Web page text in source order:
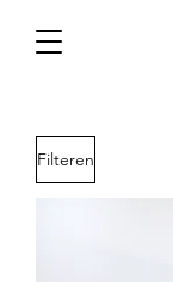
Filteren